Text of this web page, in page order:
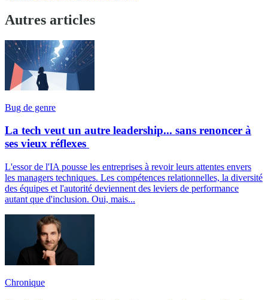
Autres articles
Bug de genre
La tech veut un autre leadership... sans renoncer à
ses vieux réflexes
L'essor de l'IA pousse les entreprises à revoir leurs attentes envers
les managers techniques. Les compétences relationnelles, la diversité
des équipes et l'autorité deviennent des leviers de performance
autant que d'inclusion. Oui, mais...
Chronique